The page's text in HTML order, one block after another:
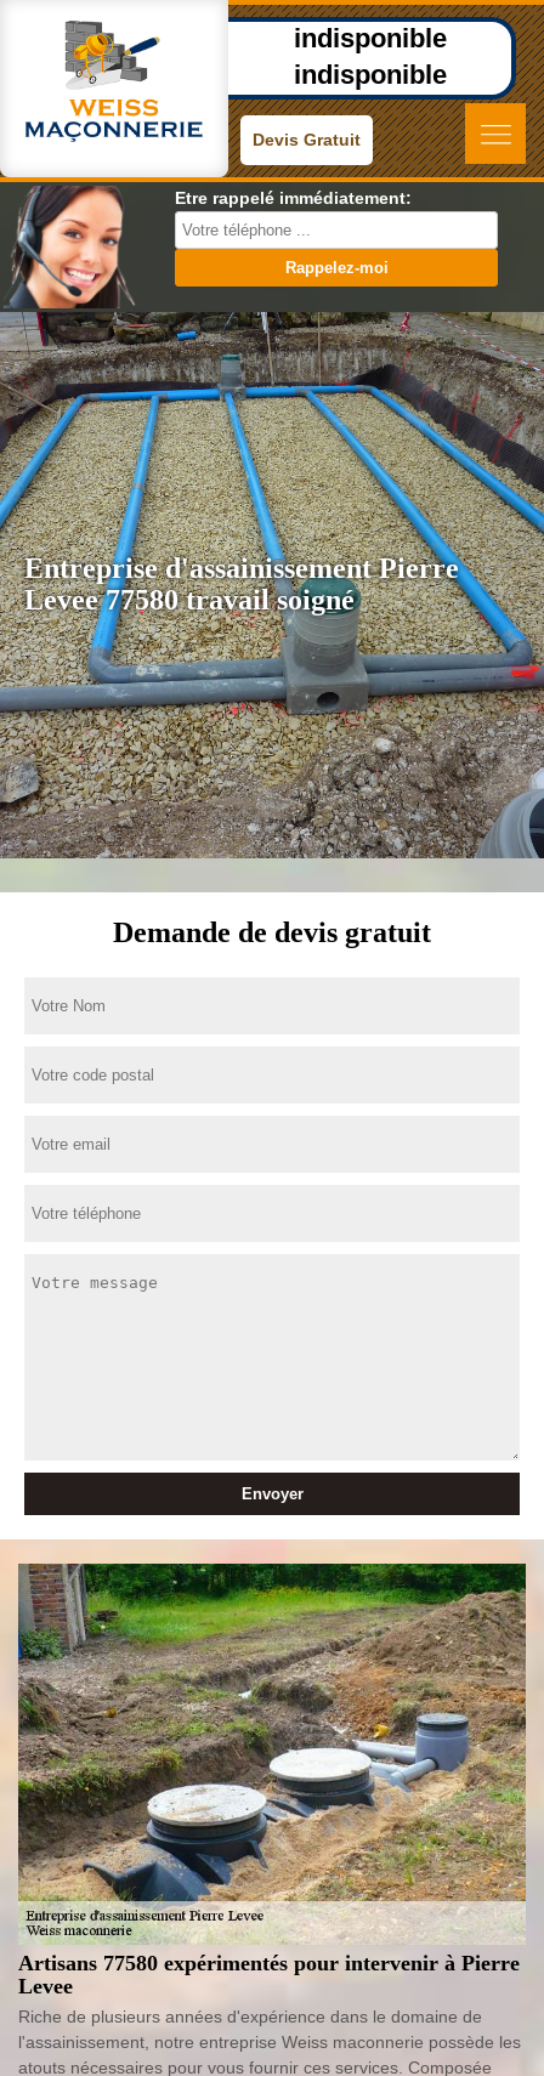
indisponible
indisponible
Devis Gratuit
Etre rappelé immédiatement:
Entreprise d'assainissement Pierre
Levee 77580 travail soigné
Demande de devis gratuit
Artisans 77580 expérimentés pour intervenir à Pierre
Levee
Riche de plusieurs années d'expérience dans le domaine de
l'assainissement, notre entreprise Weiss maconnerie possède les
atouts nécessaires pour vous fournir ces services. Composée